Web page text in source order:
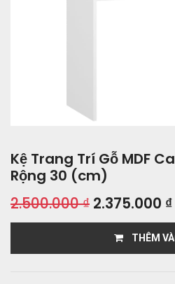
Kệ Trang Trí Gỗ MDF
Rộng 30 (cm)
2.500.000₫ 2.375.000 ₫
THÊM